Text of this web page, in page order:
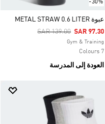
-30%
عبوة METAL STRAW 0.6 LITER
Price Reduced From
SAR 139.00ToSAR 97.30
Gym & Training
7 Colours
العودة إلى المدرسة